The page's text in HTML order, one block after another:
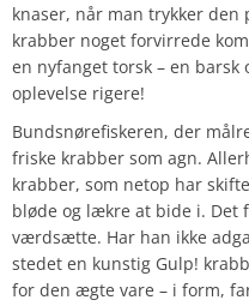
knaser, når man trykker
krabber noget forvirrede
en nyfanget torsk – en barsk
oplevelse rigere!
Bundsnørefiskeren, der
friske krabber som agn.
krabber, som netop har
bløde og lækre at bide i. Det
værdsætte. Har han ikke
stedet en kunstig Gulp!
for den ægte vare – i form,